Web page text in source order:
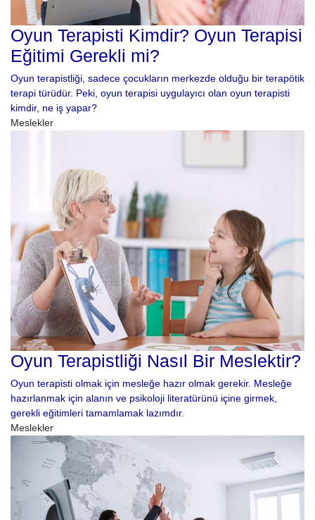
Oyun Terapisti Kimdir? Oyun Terapisi
Eğitimi Gerekli mi?
Oyun terapistliği, sadece çocukların merkezde olduğu bir terapötik
terapi türüdür. Peki, oyun terapisi uygulayıcı olan oyun terapisti
kimdir, ne iş yapar?
Meslekler
Oyun Terapistliği Nasıl Bir Meslektir?
Oyun terapisti olmak için mesleğe hazır olmak gerekir. Mesleğe
hazırlanmak için alanın ve psikoloji literatürünü içine girmek,
gerekli eğitimleri tamamlamak lazımdır.
Meslekler